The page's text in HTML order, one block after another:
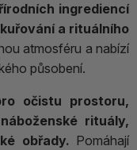
ingrediencí
a rituálního
atmosféru a nabízí
působení.
očistu prostoru,
rituály,
obřady. Pomáhají